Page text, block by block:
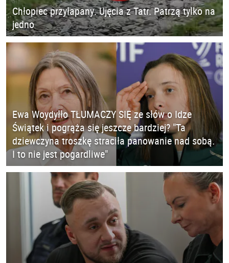
Chłopiec przyłapany. Ujęcia z Tatr. Patrzą tylko na
jedno
Ewa Woydyłło TŁUMACZY SIĘ ze słów o Idze
Świątek i pogrąża się jeszcze bardziej? "Ta
dziewczyna troszkę straciła panowanie nad sobą.
I to nie jest pogardliwe"